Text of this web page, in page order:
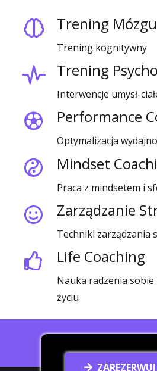
Trening Mózgu
Trening kognitywny
Trening
Interwencje umysł-
Performance
Optymalizacja
Mindset
Praca z mindsetem i
Zarządzanie
Techniki zarządzania
Life Coaching
Nauka radzenia
życiu
ZAREZERWUJ